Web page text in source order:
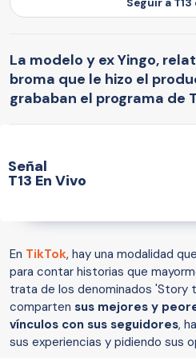
La modelo y ex Yingo,
broma que le hizo el
grababan el programa de
Señal
T13 En Vivo
En TikTok, hay una modalidad
para contar historias que
trata de los denominados 'Story
comparten sus mejores y
vínculos con sus seguidores,
sus experiencias y pidiendo sus